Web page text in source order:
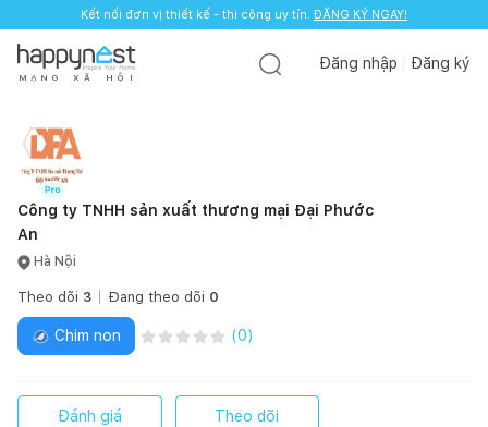
Kết nối đơn vị thiết kế - thi công uy tín. ĐĂNG KÝ NGAY!
Kết nối đơn vị thiết kế - thi công uy tín. ĐĂNG KÝ NGAY!
M Ạ N G X Ã H Ộ I
Đăng nhập Đăng ký
Công ty TNHH sản xuất thương mại Đại Phước
An
Hà Nội
Theo dõi 3 Đang theo dõi 0
Chim non (0)
Đánh giá Theo dõi